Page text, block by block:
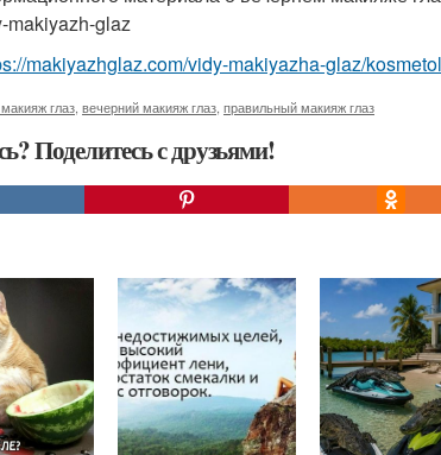
makiyazh-glaz
makiyazhglaz.com/vidy-makiyazha-glaz/
глаз вечерний макияж глаз правильный макияж глаз
Поделитесь с друзьями!